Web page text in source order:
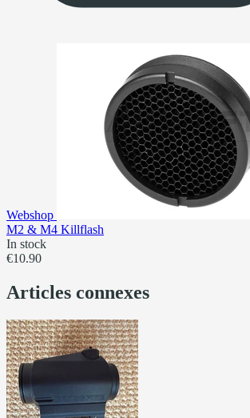
Webshop
M2 & M4 Killflash
In stock
€10.90
Articles connexes